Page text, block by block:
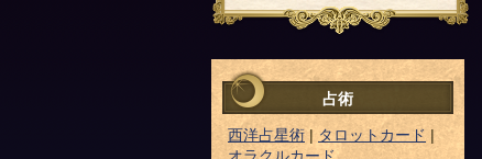
占術
西洋占星術 | タロットカード |